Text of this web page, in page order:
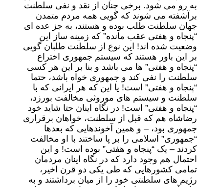
به رو می شود. برخی چنان از نقد و نفی سلطنت
برآشفته می شوند که گویی همه مردم متمدن
جهان سلطنت طلب بوده و هستند، به جز عده ای
“پنجاه و هفتی عقب مانده” که زمینه ساز این
وضعیت شده اند! این نوع از سلطنت طلبان گویی
بر این باور هستند که سیستم جمهوری اختراع
“پنجاه و هفتی” ها می باشد و بنا بر این هر کسی
سلطنت را نفی کند و جمهوری خواه باشد، حتما
“پنجاه و هفتی” است! یا این که هر ایرانی که با
سلطنت و سیستم های موروثی مخالفت بورزد،
“پنجاه و هفتی” است! در نگاه اینان حتا شاید خود
رضاشاه هم که قبل از سلطنت، خواهان برقراری
جمهوری بود، – و همین آخوندهایی که بعدها
“جمهوری” اسلامی را بر پا ساختند با او مخالفت
کردند – یک “پنجاه و هفتی” بوده است! و این
احتمال هم وجود دارد که در نگاه اینان مردمان
تمامی کشورهایی که طی یکی دو قرن اخیر،
رژیم های سلطنتی خود را از میان برداشتند و به